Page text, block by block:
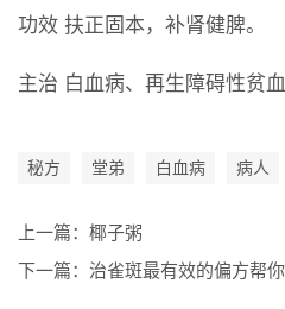
功效 扶正固本，补肾健脾。
主治 白血病、再生障碍性贫
秘方 堂弟 白血病 病人
上一篇： 椰子粥
下一篇： 治雀斑最有效的偏方帮